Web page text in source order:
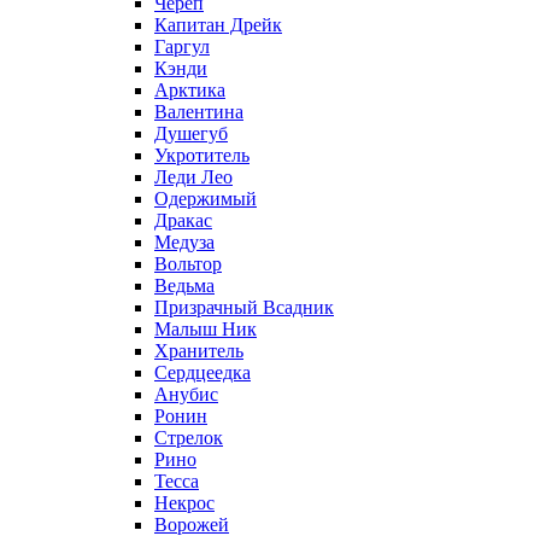
Капитан Дрейк
Гаргул
Кэнди
Арктика
Валентина
Душегуб
Укротитель
Леди Лео
Одержимый
Дракас
Медуза
Вольтор
Ведьма
Призрачный Всадник
Малыш Ник
Хранитель
Сердцеедка
Анубис
Ронин
Стрелок
Рино
Тесса
Некрос
Ворожей